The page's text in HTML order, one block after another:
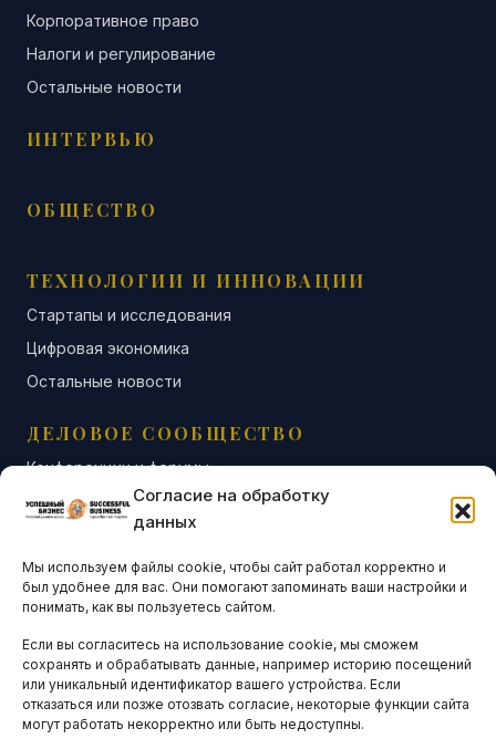
Согласие на обработку
данных
Мы используем файлы cookie, чтобы сайт работал корректно и
был удобнее для вас. Они помогают запоминать ваши настройки и
понимать, как вы пользуетесь сайтом.
Если вы согласитесь на использование cookie, мы сможем
сохранять и обрабатывать данные, например историю посещений
или уникальный идентификатор вашего устройства. Если
отказаться или позже отозвать согласие, некоторые функции сайта
могут работать некорректно или быть недоступны.
Корпоративное право
Налоги и регулирование
Остальные новости
ИНТЕРВЬЮ
ОБЩЕСТВО
ТЕХНОЛОГИИ И ИННОВАЦИИ
Стартапы и исследования
Цифровая экономика
Остальные новости
ДЕЛОВОЕ СООБЩЕСТВО
Конференции и форумы
Бизнес-клубы и ассоциации
Остальные новости
АНАЛИТИКА И СТАТИСТИКА
ARTICLES IN ENGLISH
НАВИГАЦИЯ